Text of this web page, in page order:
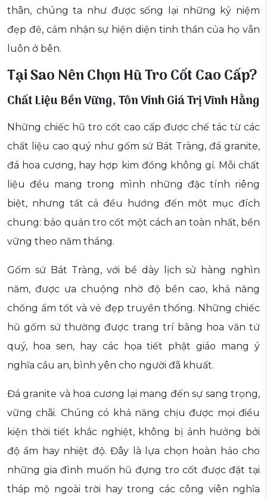
thân, chúng ta như được sống lại những kỷ niệm
đẹp đẽ, cảm nhận sự hiện diện tinh thần của họ vẫn
luôn ở bên.
Tại Sao Nên Chọn Hũ Tro Cốt Cao Cấp?
Chất Liệu Bền Vững, Tôn Vinh Giá Trị Vĩnh Hằng
Những chiếc hũ tro cốt cao cấp được chế tác từ các
chất liệu cao quý như gốm sứ Bát Tràng, đá granite,
đá hoa cương, hay hợp kim đồng không gỉ. Mỗi chất
liệu đều mang trong mình những đặc tính riêng
biệt, nhưng tất cả đều hướng đến một mục đích
chung: bảo quản tro cốt một cách an toàn nhất, bền
vững theo năm tháng.
Gốm sứ Bát Tràng, với bề dày lịch sử hàng nghìn
năm, được ưa chuộng nhờ độ bền cao, khả năng
chống ẩm tốt và vẻ đẹp truyền thống. Những chiếc
hũ gốm sứ thường được trang trí bằng hoa văn tứ
quý, hoa sen, hay các họa tiết phật giáo mang ý
nghĩa cầu an, bình yên cho người đã khuất.
Đá granite và hoa cương lại mang đến sự sang trọng,
vững chãi. Chúng có khả năng chịu được mọi điều
kiện thời tiết khắc nghiệt, không bị ảnh hưởng bởi
độ ẩm hay nhiệt độ. Đây là lựa chọn hoàn hảo cho
những gia đình muốn hũ đựng tro cốt được đặt tại
tháp mộ ngoài trời hay trong các công viên nghĩa